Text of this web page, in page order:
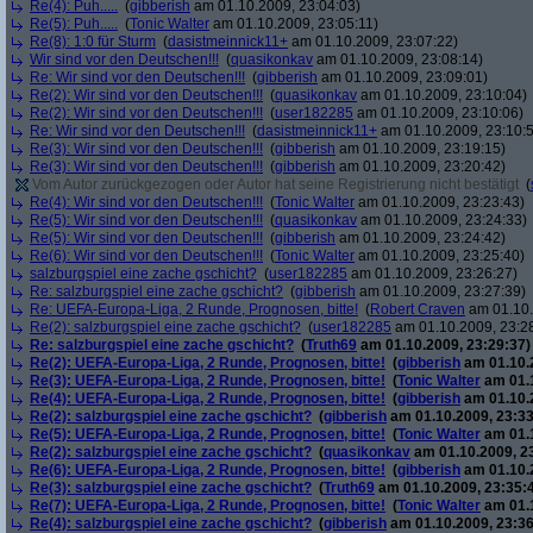
Re(4): Puh..... (gibberish am 01.10.2009, 23:04:03)
Re(5): Puh..... (Tonic Walter am 01.10.2009, 23:05:11)
Re(8): 1:0 für Sturm (dasistmeinnick11+ am 01.10.2009, 23:07:22)
Wir sind vor den Deutschen!!! (quasikonkav am 01.10.2009, 23:08:14)
Re: Wir sind vor den Deutschen!!! (gibberish am 01.10.2009, 23:09:01)
Re(2): Wir sind vor den Deutschen!!! (quasikonkav am 01.10.2009, 23:10:04)
Re(2): Wir sind vor den Deutschen!!! (user182285 am 01.10.2009, 23:10:06)
Re: Wir sind vor den Deutschen!!! (dasistmeinnick11+ am 01.10.2009,
Re(3): Wir sind vor den Deutschen!!! (gibberish am 01.10.2009, 23:19:15)
Re(3): Wir sind vor den Deutschen!!! (gibberish am 01.10.2009, 23:20:42)
Vom Autor zurückgezogen oder Autor hat seine Registrierung nicht bestätigt (
Re(4): Wir sind vor den Deutschen!!! (Tonic Walter am 01.10.2009, 23:23:43)
Re(5): Wir sind vor den Deutschen!!! (quasikonkav am 01.10.2009, 23:24:33)
Re(5): Wir sind vor den Deutschen!!! (gibberish am 01.10.2009, 23:24:42)
Re(6): Wir sind vor den Deutschen!!! (Tonic Walter am 01.10.2009, 23:25:40)
salzburgspiel eine zache gschicht? (user182285 am 01.10.2009, 23:26:27)
Re: salzburgspiel eine zache gschicht? (gibberish am 01.10.2009, 23:27:39)
Re: UEFA-Europa-Liga, 2 Runde, Prognosen, bitte! (Robert Craven am
Re(2): salzburgspiel eine zache gschicht? (user182285 am 01.10.2009,
Re: salzburgspiel eine zache gschicht? (Truth69 am 01.10.2009, 23:29:37)
Re(2): UEFA-Europa-Liga, 2 Runde, Prognosen, bitte! (gibberish am
Re(3): UEFA-Europa-Liga, 2 Runde, Prognosen, bitte! (Tonic Walter am
Re(4): UEFA-Europa-Liga, 2 Runde, Prognosen, bitte! (gibberish am
Re(2): salzburgspiel eine zache gschicht? (gibberish am 01.10.2009,
Re(5): UEFA-Europa-Liga, 2 Runde, Prognosen, bitte! (Tonic Walter am
Re(2): salzburgspiel eine zache gschicht? (quasikonkav am 01.10.2009,
Re(6): UEFA-Europa-Liga, 2 Runde, Prognosen, bitte! (gibberish am
Re(3): salzburgspiel eine zache gschicht? (Truth69 am 01.10.2009,
Re(7): UEFA-Europa-Liga, 2 Runde, Prognosen, bitte! (Tonic Walter am
Re(4): salzburgspiel eine zache gschicht? (gibberish am 01.10.2009,